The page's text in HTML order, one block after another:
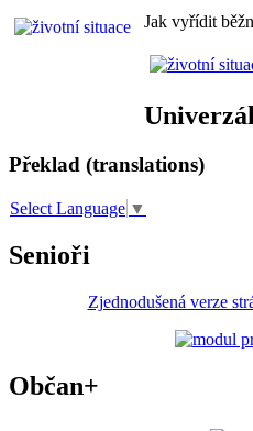
Jak vyřídit
Překlad (translations)
Select Language ▼
Senioři
Zjednodušená verze
Občan+